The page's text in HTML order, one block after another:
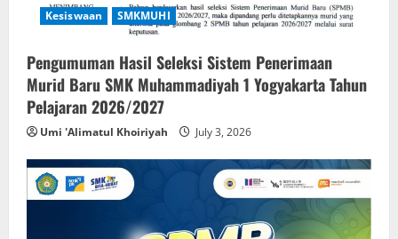
Kesiswaan SMKMUHI
Pengumuman Hasil Seleksi Sistem Penerimaan
Murid Baru SMK Muhammadiyah 1 Yogyakarta Tahun
Pelajaran 2026/2027
Umi 'Alimatul Khoiriyah July 3, 2026